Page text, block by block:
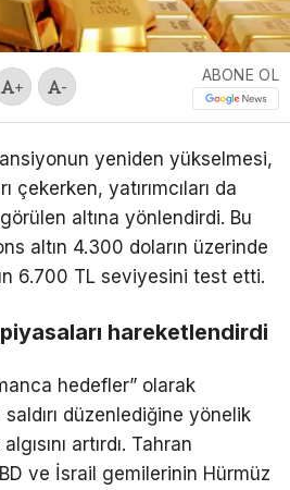
+ -
ABONE OL
yeniden yükselmesi,
çekerken, yatırımcıları da
altına yönlendirdi. Bu
altın 4.300 doların üzerinde
6.700 TL seviyesini test etti.
hareketlendirdi
hedefler” olarak
saldırı düzenlediğine yönelik
artırdı. Tahran
ve İsrail gemilerinin Hürmüz